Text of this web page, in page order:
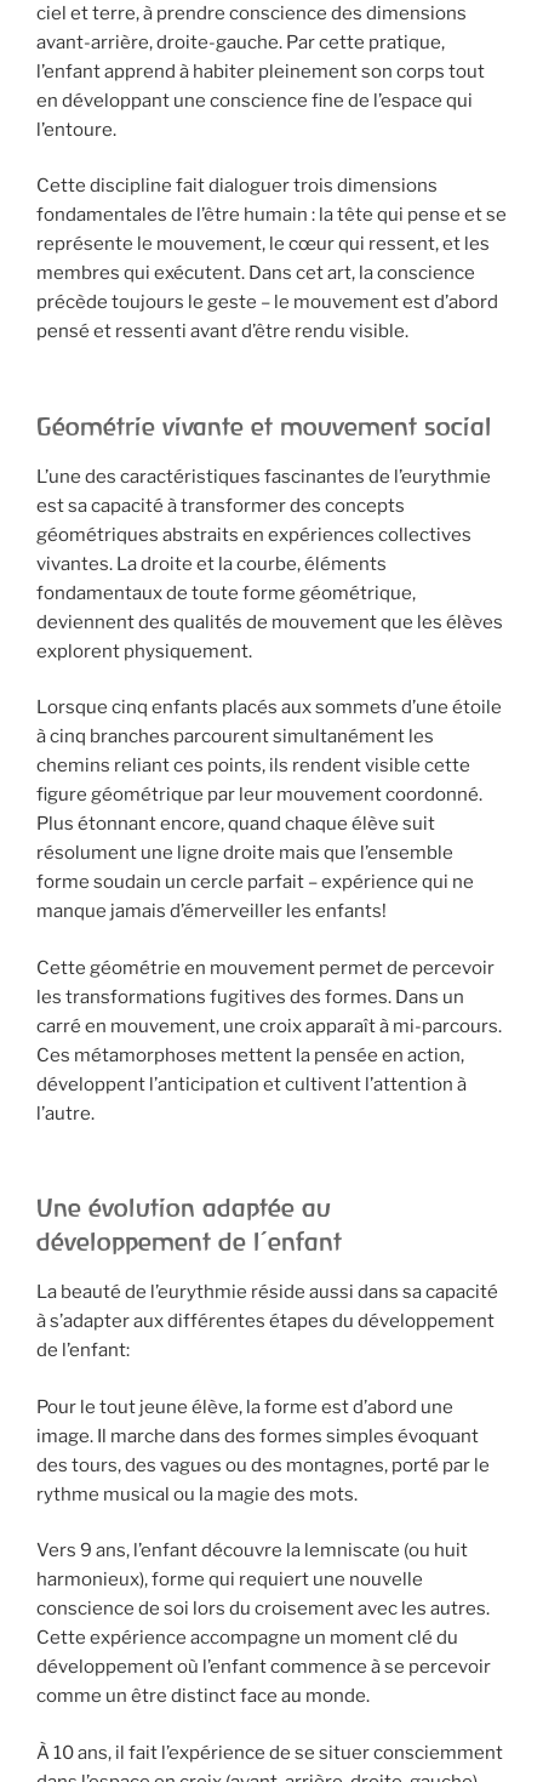
ciel et terre, à prendre conscience des dimensions
avant-arrière, droite-gauche. Par cette pratique,
l’enfant apprend à habiter pleinement son corps tout
en développant une conscience fine de l’espace qui
l’entoure.
Cette discipline fait dialoguer trois dimensions
fondamentales de l’être humain : la tête qui pense et se
représente le mouvement, le cœur qui ressent, et les
membres qui exécutent. Dans cet art, la conscience
précède toujours le geste – le mouvement est d’abord
pensé et ressenti avant d’être rendu visible.
Géométrie vivante et mouvement social
L’une des caractéristiques fascinantes de l’eurythmie
est sa capacité à transformer des concepts
géométriques abstraits en expériences collectives
vivantes. La droite et la courbe, éléments
fondamentaux de toute forme géométrique,
deviennent des qualités de mouvement que les élèves
explorent physiquement.
Lorsque cinq enfants placés aux sommets d’une étoile
à cinq branches parcourent simultanément les
chemins reliant ces points, ils rendent visible cette
figure géométrique par leur mouvement coordonné.
Plus étonnant encore, quand chaque élève suit
résolument une ligne droite mais que l’ensemble
forme soudain un cercle parfait – expérience qui ne
manque jamais d’émerveiller les enfants!
Cette géométrie en mouvement permet de percevoir
les transformations fugitives des formes. Dans un
carré en mouvement, une croix apparaît à mi-parcours.
Ces métamorphoses mettent la pensée en action,
développent l’anticipation et cultivent l’attention à
l’autre.
Une évolution adaptée au
développement de l’enfant
La beauté de l’eurythmie réside aussi dans sa capacité
à s’adapter aux différentes étapes du développement
de l’enfant:
Pour le tout jeune élève, la forme est d’abord une
image. Il marche dans des formes simples évoquant
des tours, des vagues ou des montagnes, porté par le
rythme musical ou la magie des mots.
Vers 9 ans, l’enfant découvre la lemniscate (ou huit
harmonieux), forme qui requiert une nouvelle
conscience de soi lors du croisement avec les autres.
Cette expérience accompagne un moment clé du
développement où l’enfant commence à se percevoir
comme un être distinct face au monde.
À 10 ans, il fait l’expérience de se situer consciemment